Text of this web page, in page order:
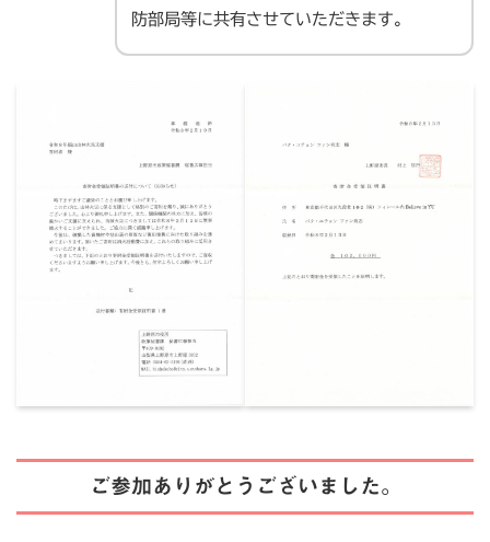
防部局等に共有させていただきます。
ご参加ありがとうございました。